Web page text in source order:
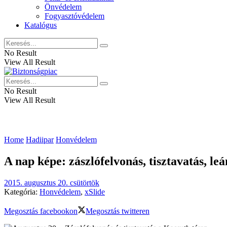
Önvédelem
Fogyasztóvédelem
Katalógus
No Result
View All Result
No Result
View All Result
Home Hadiipar Honvédelem
A nap képe: zászlófelvonás, tisztavatás,
2015. augusztus 20. csütörtök
Kategória: Honvédelem, xSlide
Megosztás facebookon Megosztás twitteren